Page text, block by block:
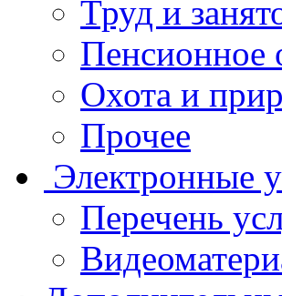
Труд и
Пенсионное
Охота и
Прочее
Электронные
Перечень